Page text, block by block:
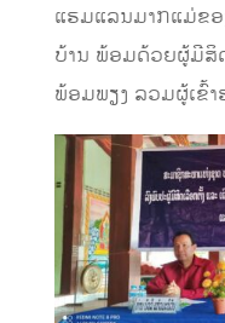
ແຮມແລນມາກແມ່ຂອ
ບ້ານ ພ້ອມດ້ວຍຜູ້ມີສິ
ພ້ອມພຽງ ລວມຜູ້ເຂົ້